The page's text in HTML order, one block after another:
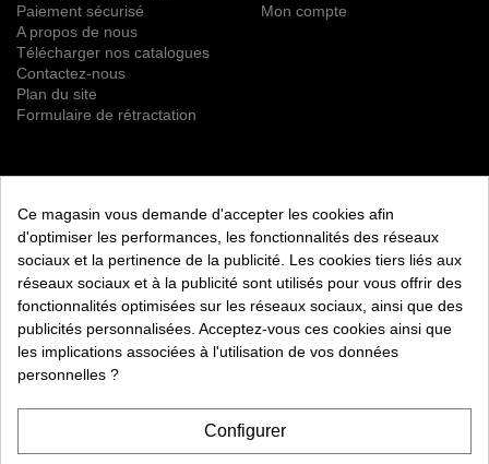
Paiement sécurisé
A propos de nous
Télécharger nos catalogues
Contactez-nous
Plan du site
Formulaire de rétractation
Mon compte
S’ABONNER
Vous pouvez vous désinscrire à tout moment. Vous trouverez
pour cela nos informations de contact dans les conditions
d'utilisation du site.
RETROUVEZ NOUS ÉGALEMENT SUR LES RÉSEAUX
SOCIAUX :
Ce magasin vous demande d'accepter les cookies afin
d'optimiser les performances, les fonctionnalités des réseaux
sociaux et la pertinence de la publicité. Les cookies tiers liés aux
réseaux sociaux et à la publicité sont utilisés pour vous offrir des
fonctionnalités optimisées sur les réseaux sociaux, ainsi que des
publicités personnalisées. Acceptez-vous ces cookies ainsi que
les implications associées à l'utilisation de vos données
personnelles ?
Configurer